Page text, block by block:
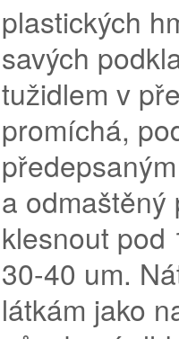
plastických
savých
tužidlem v
promíchá,
a odmaštěný
klesnout pod
30-40 um.
látkám jako